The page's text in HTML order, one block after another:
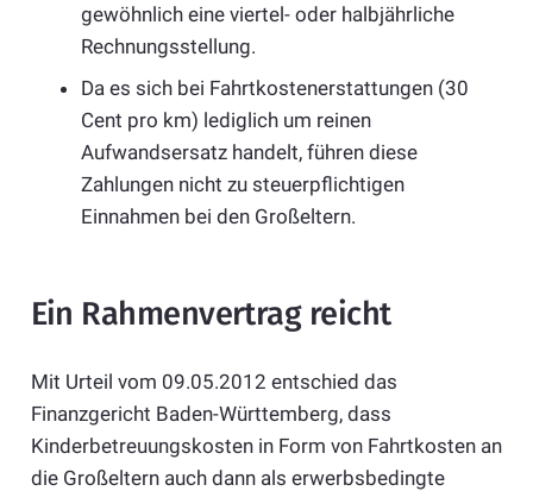
gewöhnlich eine viertel- oder halbjährliche
Rechnungsstellung.
Da es sich bei Fahrtkostenerstattungen (30
Cent pro km) lediglich um reinen
Aufwandsersatz handelt, führen diese
Zahlungen nicht zu steuerpflichtigen
Einnahmen bei den Großeltern.
Ein Rahmenvertrag reicht
Mit Urteil vom 09.05.2012 entschied das
Finanzgericht Baden-Württemberg, dass
Kinderbetreuungskosten in Form von Fahrtkosten an
die Großeltern auch dann als erwerbsbedingte